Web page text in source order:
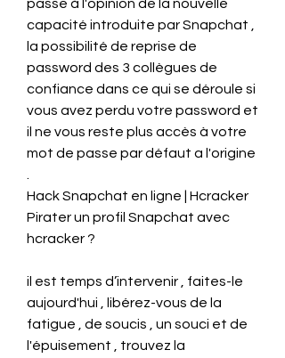
passe à l'opinion de la nouvelle
capacité introduite par Snapchat ,
la possibilité de reprise de
password des 3 collègues de
confiance dans ce qui se déroule si
vous avez perdu votre password et
il ne vous reste plus accès à votre
mot de passe par défaut a l'origine
Hack Snapchat en ligne | Hcracker
Pirater un profil Snapchat avec
hcracker ?
il est temps d’intervenir , faites-le
aujourd'hui , libérez-vous de la
fatigue , de soucis , un souci et de
l'épuisement , trouvez la